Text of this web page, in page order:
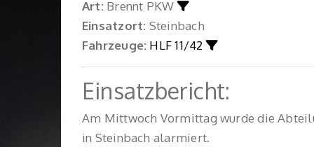
Art:Brennt PKW
Einsatzort: Steinbach
Fahrzeuge: HLF 11/42
Einsatzbericht:
Am Mittwoch Vormittag wurde die
in Steinbach alarmiert.